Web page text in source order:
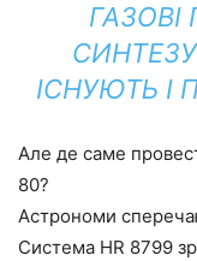
ГАЗОВІ
ІСНУЮТЬ І
Але де саме
80?
Астрономи
Система HR 8799